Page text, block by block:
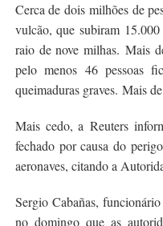
Cerca de dois milhões de
vulcão, que subiram
raio de nove milhas. Mais
pelo menos 46 pessoas
queimaduras graves. Mais
Mais cedo, a Reuters
fechado por causa do
aeronaves, citando a
Sergio Cabañas,
no domingo que as